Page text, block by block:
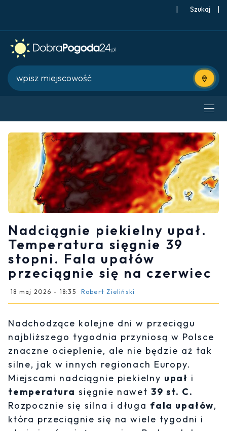
| |
Użyj
Nadciągnie piekielny upał.
Temperatura sięgnie 39
stopni. Fala upałów
przeciągnie się na czerwiec
18 maj 2026 - 18:35 Robert Zieliński
Nadchodzące kolejne dni w przeciągu
najbliższego tygodnia przyniosą w Polsce
znaczne ocieplenie, ale nie będzie aż tak
silne, jak w innych regionach Europy.
Miejscami nadciągnie piekielny upał i
temperatura sięgnie nawet 39 st. C.
Rozpocznie się silna i długa fala upałów,
która przeciągnie się na wiele tygodni i